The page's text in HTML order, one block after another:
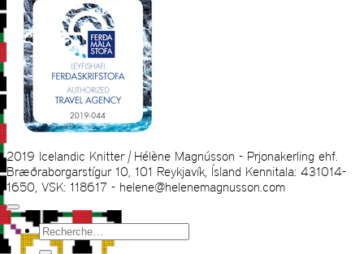
2019 Icelandic Knitter | Hélène Magnússon - Prjonakerling ehf.
Bræðraborgarstígur 10, 101 Reykjavík, Ísland Kennitala: 431014-
1650, VSK: 118617 - helene@helenemagnusson.com
Recherche
pour :